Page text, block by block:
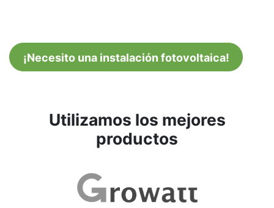
​​¡Necesito una instalación fotovoltaica!
Utilizamos los mejores
productos